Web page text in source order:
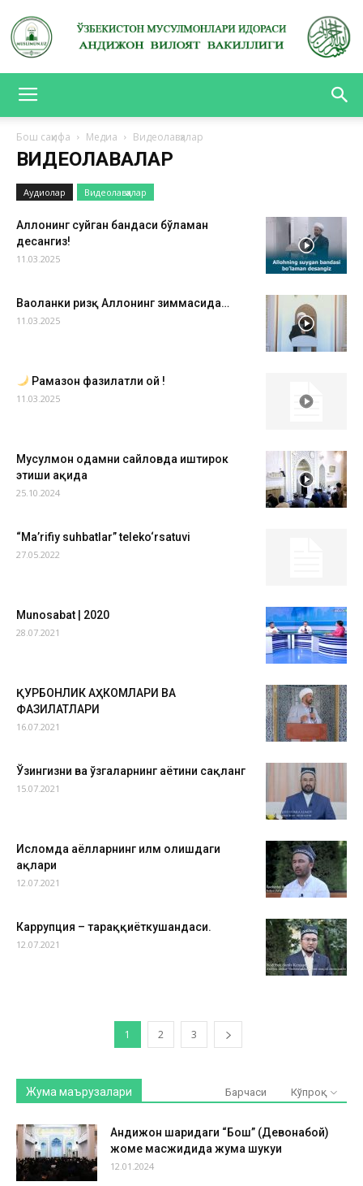
Бош саҳифа Медиа Видеолавҳалар
ВИДЕОЛАВҲАЛАР
Аудиолар Видеолавҳалар
Аллоҳнинг суйган бандаси бўламан
десангиз!
11.03.2025
Ваҳоланки ризқ Аллоҳнинг зиммасида…
11.03.2025
Рамазон фазилатли ой !
11.03.2025
Мусулмон одамни сайловда иштирок
этиши ҳақида
25.10.2024
“Ma’rifiy suhbatlar” teleko‘rsatuvi
27.05.2022
Munosabat | 2020
28.07.2021
ҚУРБОНЛИК АҲКОМЛАРИ ВА
ФАЗИЛАТЛАРИ
16.07.2021
Ўзингизни ва ўзгаларнинг ҳаётини сақланг
15.07.2021
Исломда аёлларнинг илм олишдаги
ҳақлари
12.07.2021
Каррупция – тараққиёткушандаси.
12.07.2021
1 2 3
Жума маърузалари Барчаси Кўпроқ
Андижон шаҳридаги “Бош” (Девонабой)
жоме масжидида жума шукуҳи
12.01.2024